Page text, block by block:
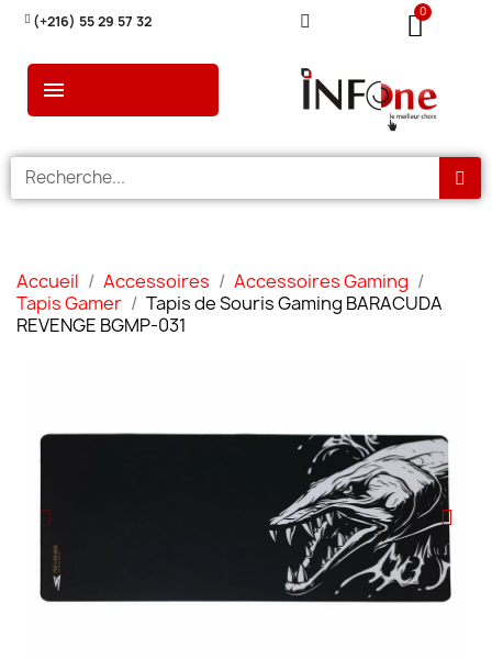
(+216) 55 29 57 32
Accueil Accessoires
Accessoires Gaming
Tapis Gamer
Tapis de Souris Gaming BARACUDA
REVENGE BGMP-031